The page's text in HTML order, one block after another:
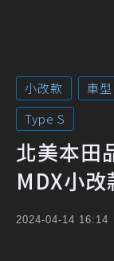
小改款 車型
Type S
北美本田
MDX小改
2024-04-14 16:14